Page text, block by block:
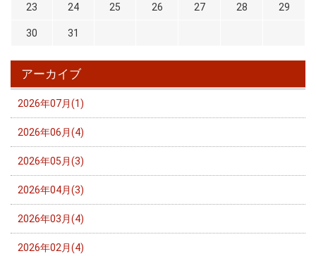
23 24 25 26 27 28 29
30 31
アーカイブ
2026年07月(1)
2026年06月(4)
2026年05月(3)
2026年04月(3)
2026年03月(4)
2026年02月(4)